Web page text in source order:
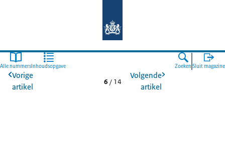
Alle nummers Inhoudsopgave Zoeken Sluit magazine
Vorige
artikel
6 / 14
Volgende
artikel